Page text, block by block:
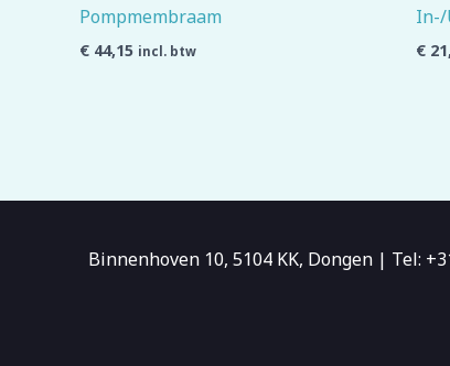
Pompmembraam
€ 44,15 incl. btw
In-/
€
Binnenhoven 10, 5104 KK, Dongen | Tel: